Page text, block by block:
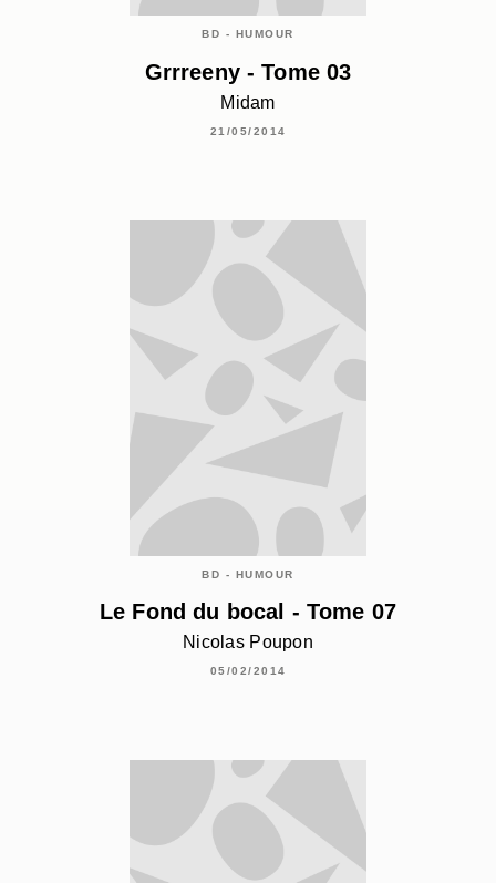
BD - HUMOUR
Grrreeny - Tome 03
Midam
21/05/2014
BD - HUMOUR
Le Fond du bocal - Tome 07
Nicolas Poupon
05/02/2014